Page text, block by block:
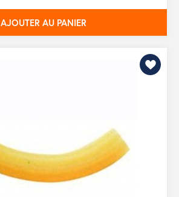
AJOUTER AU PANIER